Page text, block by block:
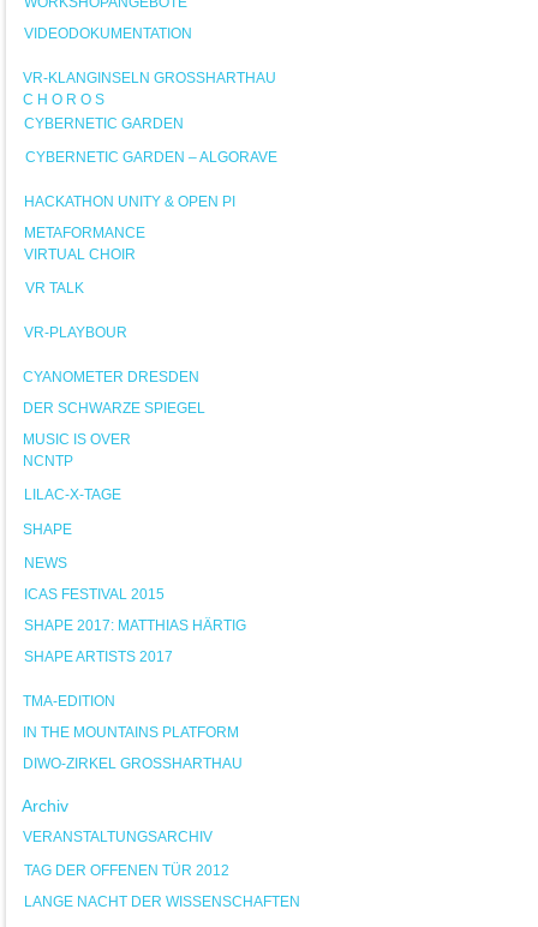
VIDEODOKUMENTATION
VR-KLANGINSELN GROSSHARTHAU
C H O R O S
CYBERNETIC GARDEN
CYBERNETIC GARDEN – ALGORAVE
HACKATHON UNITY & OPEN PI
METAFORMANCE
VIRTUAL CHOIR
VR TALK
VR-PLAYBOUR
CYANOMETER DRESDEN
DER SCHWARZE SPIEGEL
MUSIC IS OVER
NCNTP
LILAC-X-TAGE
SHAPE
NEWS
ICAS FESTIVAL 2015
SHAPE 2017: MATTHIAS HÄRTIG
SHAPE ARTISTS 2017
TMA-EDITION
IN THE MOUNTAINS PLATFORM
DIWO-ZIRKEL GROSSHARTHAU
Archiv
VERANSTALTUNGSARCHIV
TAG DER OFFENEN TÜR 2012
LANGE NACHT DER WISSENSCHAFTEN